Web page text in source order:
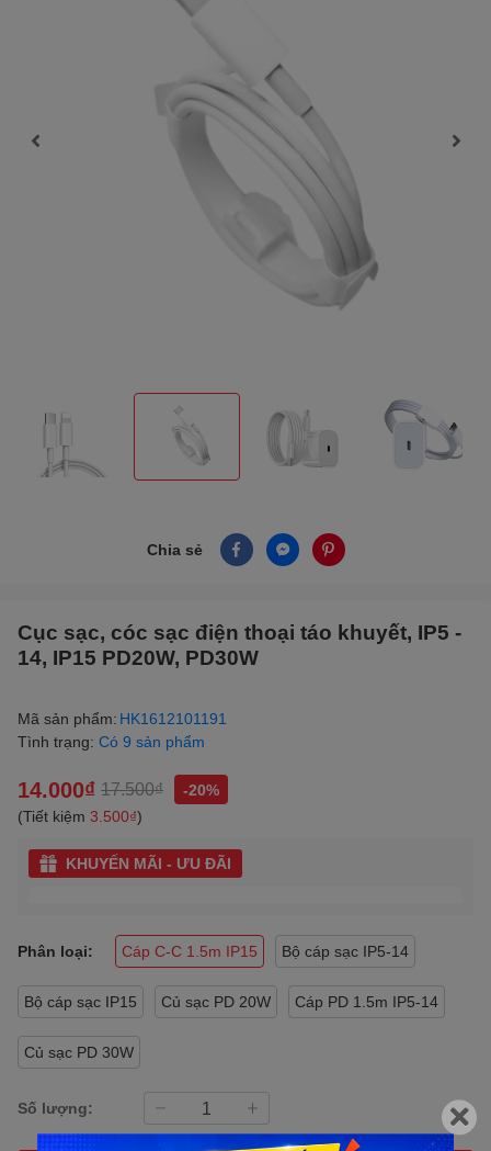
Chia sẻ
Cục sạc, cóc sạc điện thoại táo khuyết, IP5 -
14, IP15 PD20W, PD30W
Mã sản phẩm: HK1612101191
Tình trạng: Có 9 sản phẩm
14.000₫ 17.500₫
-20%
(Tiết kiệm 3.500₫)
KHUYẾN MÃI - ƯU ĐÃI
Phân loại: Cáp C-C 1.5m IP15 Bộ cáp sạc IP5-14
Bộ cáp sạc IP15 Củ sạc PD 20W Cáp PD 1.5m IP5-14
Củ sạc PD 30W
Số lượng: